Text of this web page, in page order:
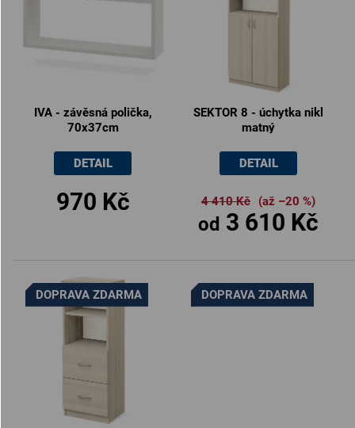
IVA - závěsná polička,
70x37cm
970 Kč
DETAIL
SEKTOR 8 - úchytka nikl
matný
od 3 610 Kč
4 410 Kč (až –20 %)
DETAIL
DOPRAVA ZDARMA DOPRAVA ZDARMA